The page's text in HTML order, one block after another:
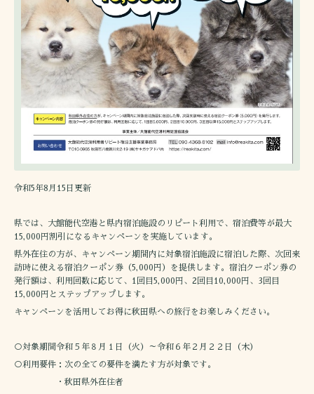
令和5年8月15日更新
県では、大館能代空港と県内宿泊施設のリピート利用で、宿泊費等が最大
15,000円割引になるキャンペーンを実施しています。
県外在住の方が、キャンペーン期間内に対象宿泊施設に宿泊した際、次回来
訪時に使える宿泊クーポン券（5,000円）を提供します。宿泊クーポン券の
発行額は、利用回数に応じて、1回目5,000円、2回目10,000円、3回目
15,000円とステップアップします。
キャンペーンを活用してお得に秋田県への旅行をお楽しみください。
○対象期間令和５年８月１日（火）～令和６年２月２２日（木）
○利用要件：次の全ての要件を満たす方が対象です。
・秋田県外在住者